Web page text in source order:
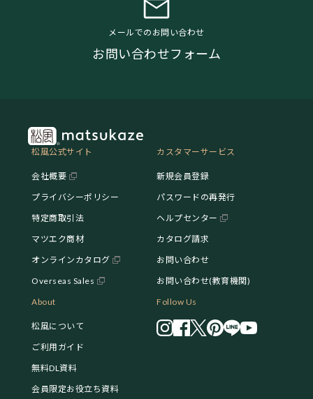
メールでのお問い合わせ
お問い合わせフォーム
松風公式サイト
会社概要
プライバシーポリシー
特定商取引法
マツエク商材
オンラインカタログ
Overseas Sales
カスタマーサービス
新規会員登録
パスワードの再発行
ヘルプセンター
カタログ請求
お問い合わせ
お問い合わせ(教育機関)
About
松風について
ご利用ガイド
無料DL資料
会員限定お役立ち資料
Follow Us